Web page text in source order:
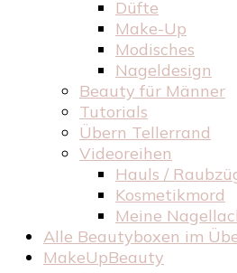
Düfte
Make-Up
Modisches
Nageldesign
Beauty für Männer
Tutorials
Übern Tellerrand
Videoreihen
Hauls /
Kosmetikmord
Meine
Alle Beautyboxen im
MakeUpBeauty